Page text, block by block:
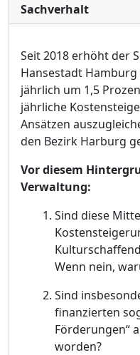
Sachverhalt
Seit 2018 erhöht der
Hansestadt
jährlich um 1,5
jährliche
Ansätzen
den Bezirk Harburg
Vor diesem
Verwaltung:
Sind diese
Wenn nein,
Sind
finanzierten
Förderungen“
worden?